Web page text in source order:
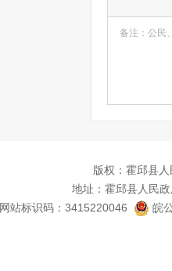
备注：公民
版权：霍邱县
地址：霍邱县人民
网站标识码：3415220046
皖